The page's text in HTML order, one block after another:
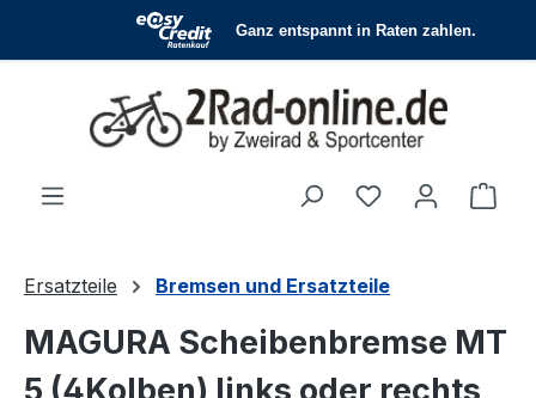
Zum Hauptinhalt springen
Du hast 0
Ersatzteile Bremsen und Ersatzteile
MAGURA Scheibenbremse MT
5 (4Kolben) links oder rechts